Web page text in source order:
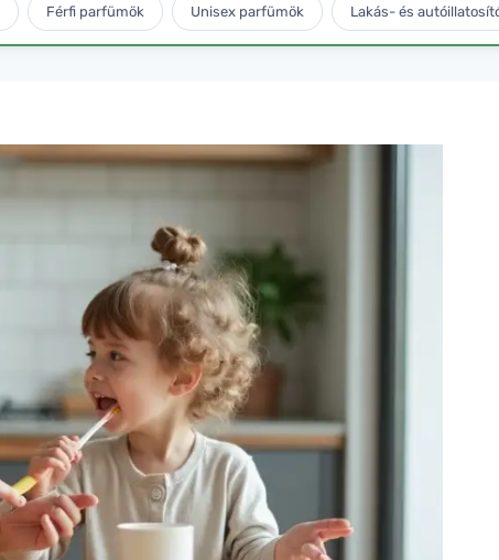
Férfi parfümök Unisex parfümök Lakás- és